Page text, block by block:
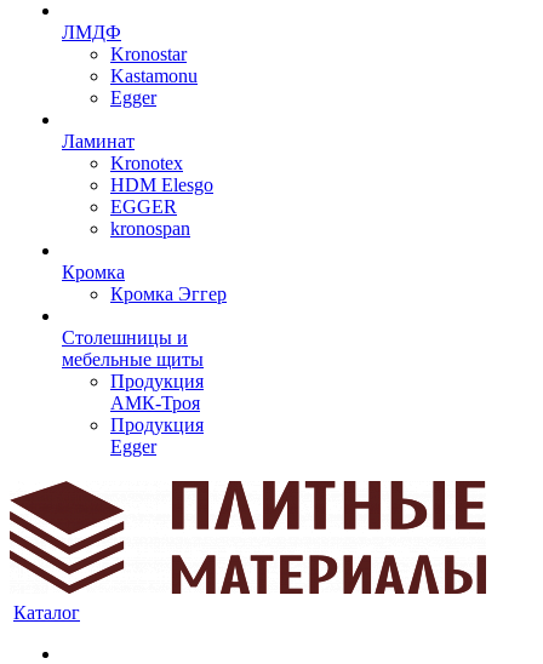
ЛМДФ
Kronostar
Kastamonu
Egger
Ламинат
Kronotex
HDM Elesgo
EGGER
kronospan
Кромка
Кромка Эггер
Столешницы и
мебельные щиты
Продукция
АМК-Троя
Продукция
Egger
Каталог